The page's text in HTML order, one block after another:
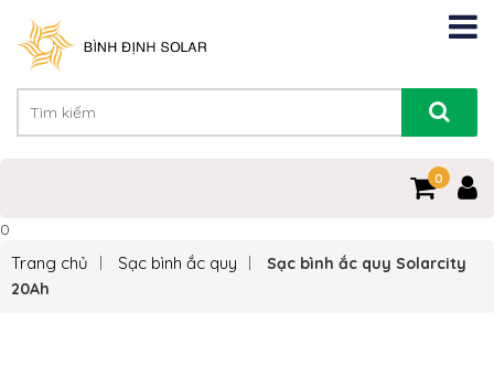
0
0
Trang chủ Sạc bình ắc quy
Sạc bình ắc quy Solarcity
20Ah